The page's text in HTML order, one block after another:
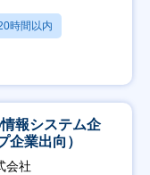
時間以内
報システム企
企業出向）
会社